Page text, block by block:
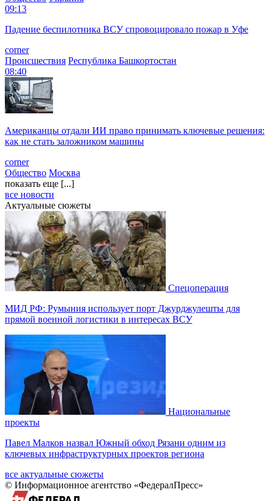
09:13
Падение беспилотника ВСУ спровоцировало пожар в Уфе
corner
Происшествия Республика Башкортостан
08:40
Американцы отдали ИИ право принимать ключевые решения:
как не стать заложником машины
corner
Общество Москва
показать еще [...]
все новости
Актуальные сюжеты
Спецоперация
МИД РФ: Румыния использует порт Джурджулешты для
прямой военной логистики в интересах ВСУ
Национальные
проекты
Павел Малков назвал Южный обход Рязани одним из
ключевых инфраструктурных проектов региона
все актуальные сюжеты
© Информационное агентство «ФедералПресс»